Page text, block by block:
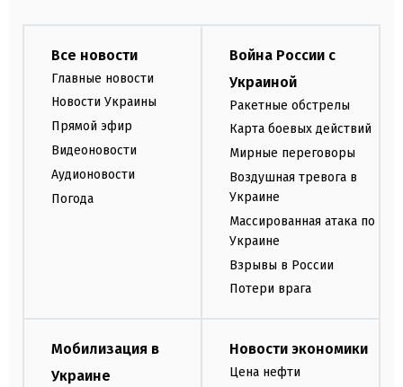
Все новости
Главные новости
Новости Украины
Прямой эфир
Видеоновости
Аудионовости
Погода
Война России с
Украиной
Ракетные обстрелы
Карта боевых действий
Мирные переговоры
Воздушная тревога в
Украине
Массированная атака по
Украине
Взрывы в России
Потери врага
Мобилизация в
Украине
Новости экономики
Цена нефти